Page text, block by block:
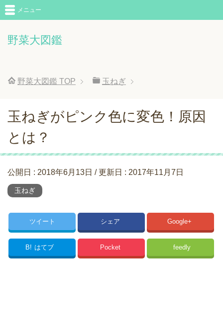
野菜大図鑑
メニュー
野菜大図鑑 TOP 玉ねぎ
玉ねぎがピンク色に変色！原因
とは？
公開日 : 2018年6月13日 / 更新日 : 2017年11月7日
玉ねぎ
ツイート シェア Google+
B! はてブ Pocket feedly